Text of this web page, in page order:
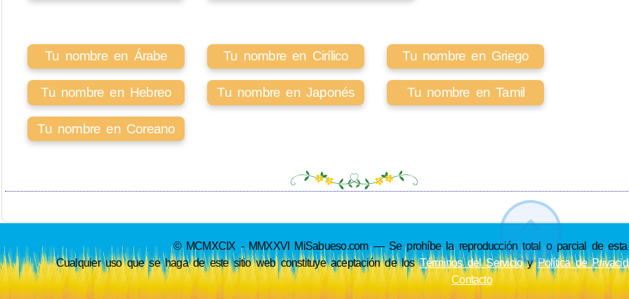
Tu nombre en Árabe Tu nombre en Cirílico Tu nombre en Griego
Tu nombre en Hebreo Tu nombre en Japonés Tu nombre en Tamil
Tu nombre en Coreano
© MCMXCIX - MMXXVI MiSabueso.com — Se prohíbe la reproducción total o parcial de
Cualquier uso que se haga de este sitio web constituye aceptación de losTérminos del ServicioyPolítica de
Contacto